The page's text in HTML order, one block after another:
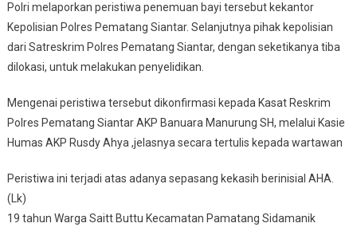
Polri melaporkan peristiwa penemuan bayi tersebut kekantor
Kepolisian Polres Pematang Siantar. Selanjutnya pihak kepolisian
dari Satreskrim Polres Pematang Siantar, dengan seketikanya tiba
dilokasi, untuk melakukan penyelidikan.
Mengenai peristiwa tersebut dikonfirmasi kepada Kasat Reskrim
Polres Pematang Siantar AKP Banuara Manurung SH, melalui Kasie
Humas AKP Rusdy Ahya ,jelasnya secara tertulis kepada wartawan
Peristiwa ini terjadi atas adanya sepasang kekasih berinisial AHA.
(Lk)
19 tahun Warga Saitt Buttu Kecamatan Pamatang Sidamanik